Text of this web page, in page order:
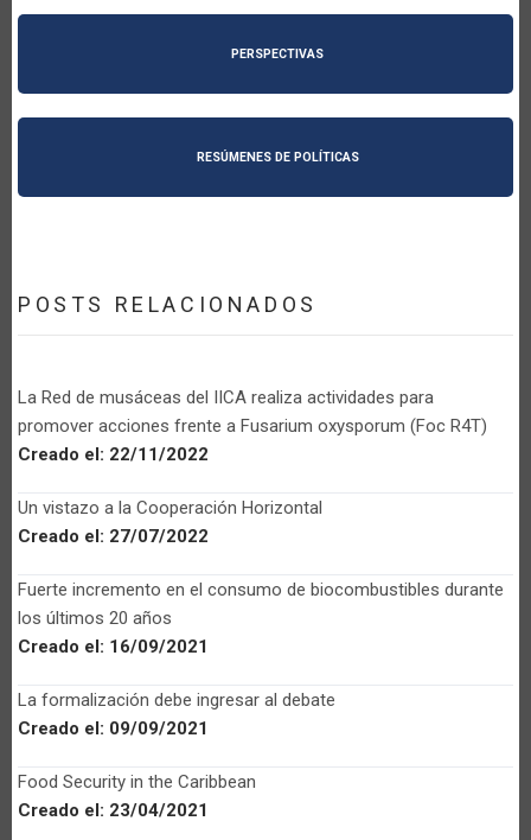
PERSPECTIVAS
RESÚMENES DE POLÍTICAS
POSTS RELACIONADOS
La Red de musáceas del IICA realiza actividades para
promover acciones frente a Fusarium oxysporum (Foc R4T)
Creado el: 22/11/2022
Un vistazo a la Cooperación Horizontal
Creado el: 27/07/2022
Fuerte incremento en el consumo de biocombustibles durante
los últimos 20 años
Creado el: 16/09/2021
La formalización debe ingresar al debate
Creado el: 09/09/2021
Food Security in the Caribbean
Creado el: 23/04/2021